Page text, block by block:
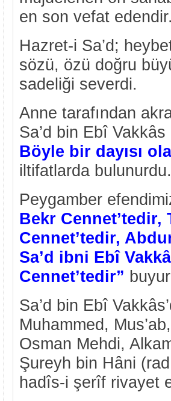
en son vefat edendir.
Hazret-i Sa’d;
sözü, özü doğru
sadeliği severdi.
Anne tarafından
Sa’d bin Ebî
Böyle bir dayısı
iltifatlarda bulunurdu.
Peygamber
Bekr Cennet’tedir,
Cennet’tedir,
Sa’d ibni Ebî
Cennet’tedir”
Sa’d bin Ebî
Muhammed,
Osman Mehdi,
Şureyh bin Hâni
hadîs-i şerîf rivayet